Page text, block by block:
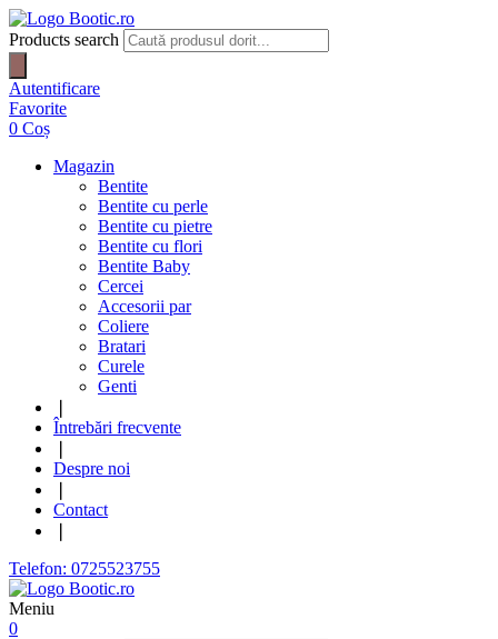
Products search
Autentificare
Favorite
0 Coș
Magazin
Bentite
Bentite cu perle
Bentite cu pietre
Bentite cu flori
Bentite Baby
Cercei
Accesorii par
Coliere
Bratari
Curele
Genti
Întrebări frecvente
Despre noi
Contact
Telefon: 0725523755
Meniu
0